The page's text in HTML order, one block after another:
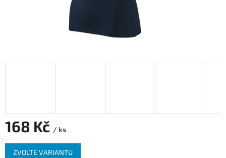
168 Kč / ks
Měrná
cena:
ZVOLTE VARIANTU